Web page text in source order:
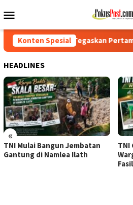
ke
Mobile
Konten Spesial
Pertambangan Buru
HEADLINES
«
TNI Mulai Bangun Jembatan
Gantung di Namlea Ilath
TNI